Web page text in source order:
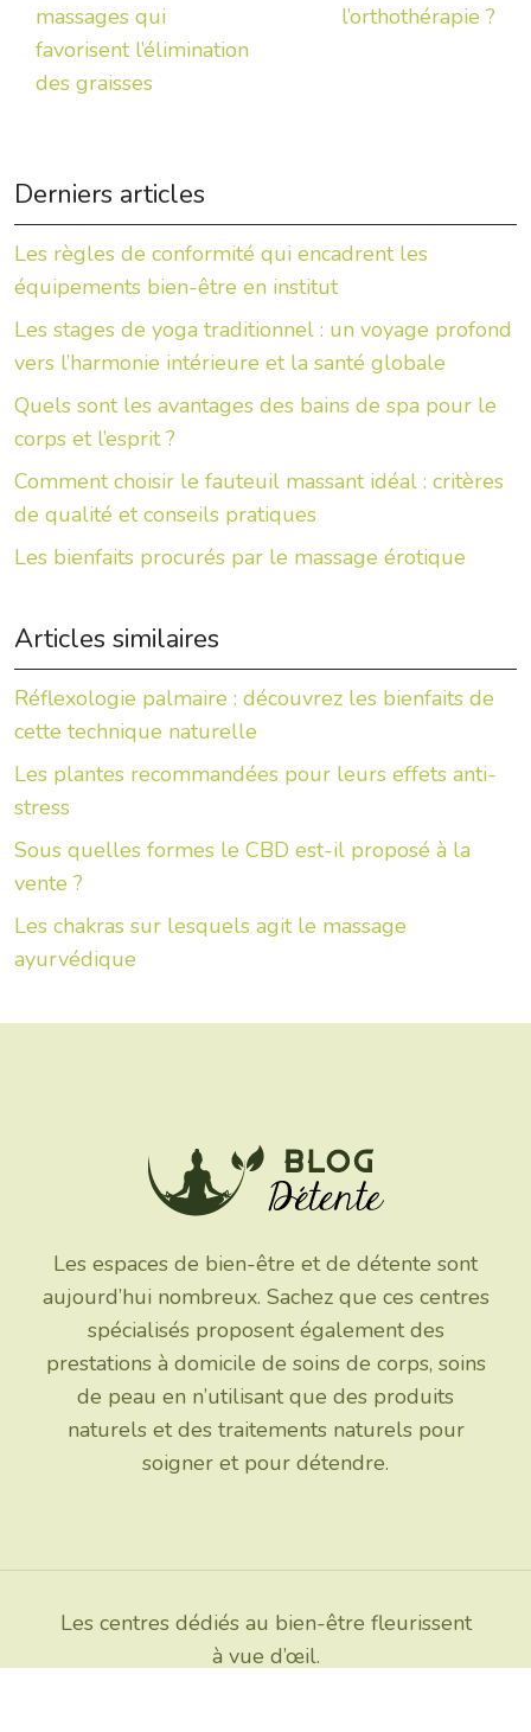
massages qui
favorisent l’élimination
des graisses
l’orthothérapie ?
Derniers articles
Les règles de conformité qui encadrent les
équipements bien-être en institut
Les stages de yoga traditionnel : un voyage profond
vers l’harmonie intérieure et la santé globale
Quels sont les avantages des bains de spa pour le
corps et l’esprit ?
Comment choisir le fauteuil massant idéal : critères
de qualité et conseils pratiques
Les bienfaits procurés par le massage érotique
Articles similaires
Réflexologie palmaire : découvrez les bienfaits de
cette technique naturelle
Les plantes recommandées pour leurs effets anti-
stress
Sous quelles formes le CBD est-il proposé à la
vente ?
Les chakras sur lesquels agit le massage
ayurvédique
Les espaces de bien-être et de détente sont
aujourd’hui nombreux. Sachez que ces centres
spécialisés proposent également des
prestations à domicile de soins de corps, soins
de peau en n’utilisant que des produits
naturels et des traitements naturels pour
soigner et pour détendre.
Les centres dédiés au bien-être fleurissent
à vue d’œil.